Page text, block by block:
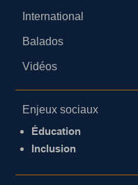
International
Balados
Vidéos
Enjeux sociaux
Éducation
Inclusion